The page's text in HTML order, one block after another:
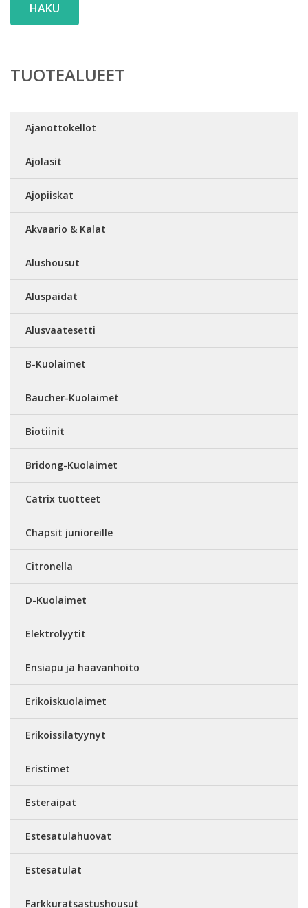
HAKU
TUOTEALUEET
Ajanottokellot
Ajolasit
Ajopiiskat
Akvaario & Kalat
Alushousut
Aluspaidat
Alusvaatesetti
B-Kuolaimet
Baucher-Kuolaimet
Biotiinit
Bridong-Kuolaimet
Catrix tuotteet
Chapsit junioreille
Citronella
D-Kuolaimet
Elektrolyytit
Ensiapu ja haavanhoito
Erikoiskuolaimet
Erikoissilatyynyt
Eristimet
Esteraipat
Estesatulahuovat
Estesatulat
Farkkuratsastushousut